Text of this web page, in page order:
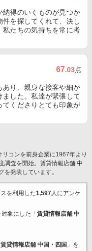
得のいくものが見つか
を探してくれて、決し
私たちの気持ちを常に考
67.03点
り、親身な接客や細か
した。私達が緊張して
てくださりとても印象が
コンを前身企業に1967年より
調査を開始。賃貸情報店舗 中
を発表しています。
を利用した1,597人にアンケ
象にした「 賃貸情報店舗 中
賃貸情報店舗 中国・四国 」を